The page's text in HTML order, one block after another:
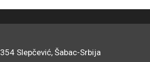
Slepčević, Šabac-Srbija